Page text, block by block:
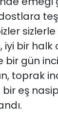
bir halk
bir gün
toprak
eş